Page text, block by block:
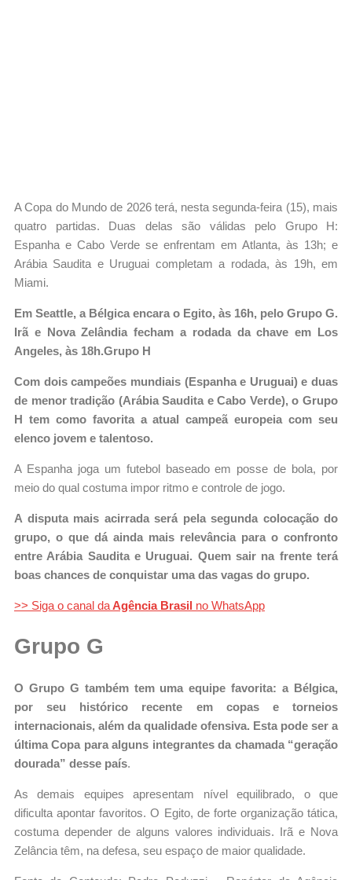
A Copa do Mundo de 2026 terá, nesta segunda-feira (15), mais
quatro partidas. Duas delas são válidas pelo Grupo H:
Espanha e Cabo Verde se enfrentam em Atlanta, às 13h; e
Arábia Saudita e Uruguai completam a rodada, às 19h, em
Miami.
Em Seattle, a Bélgica encara o Egito, às 16h, pelo Grupo G.
Irã e Nova Zelândia fecham a rodada da chave em Los
Angeles, às 18h.Grupo H
Com dois campeões mundiais (Espanha e Uruguai) e duas
de menor tradição (Arábia Saudita e Cabo Verde), o Grupo
H tem como favorita a atual campeã europeia com seu
elenco jovem e talentoso.
A Espanha joga um futebol baseado em posse de bola, por
meio do qual costuma impor ritmo e controle de jogo.
A disputa mais acirrada será pela segunda colocação do
grupo, o que dá ainda mais relevância para o confronto
entre Arábia Saudita e Uruguai. Quem sair na frente terá
boas chances de conquistar uma das vagas do grupo.
>> Siga o canal daAgência Brasil no WhatsApp
Grupo G
O Grupo G também tem uma equipe favorita: a Bélgica,
por seu histórico recente em copas e torneios
internacionais, além da qualidade ofensiva. Esta pode ser a
última Copa para alguns integrantes da chamada “geração
dourada” desse país.
As demais equipes apresentam nível equilibrado, o que
dificulta apontar favoritos. O Egito, de forte organização tática,
costuma depender de alguns valores individuais. Irã e Nova
Zelância têm, na defesa, seu espaço de maior qualidade.